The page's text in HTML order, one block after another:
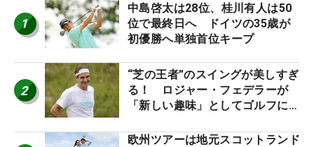
1
中島啓太は28位、桂川有人は50
位で最終日へ ドイツの35歳が
初優勝へ単独首位キープ
2
“芝の王者”のスイングが美しすぎ
る！ ロジャー・フェデラーが
「新しい趣味」としてゴルフに挑
欧州ツアーは地元スコットランド